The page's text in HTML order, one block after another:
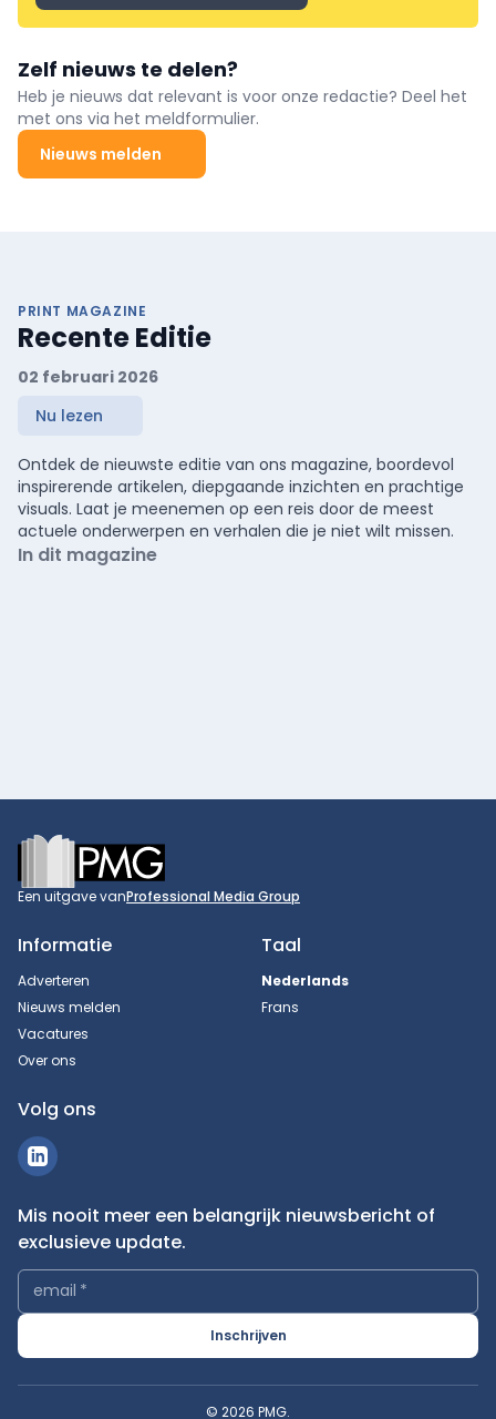
Zelf nieuws te delen?
Heb je nieuws dat relevant is voor onze redactie? Deel het
met ons via het meldformulier.
Nieuws melden
PRINT MAGAZINE
Recente Editie
02 februari 2026
Nu lezen
Ontdek de nieuwste editie van ons magazine, boordevol
inspirerende artikelen, diepgaande inzichten en prachtige
visuals. Laat je meenemen op een reis door de meest
actuele onderwerpen en verhalen die je niet wilt missen.
In dit magazine
Footer
Een uitgave vanProfessional Media Group
Informatie
Adverteren
Nieuws melden
Vacatures
Over ons
Taal
Nederlands
Frans
Volg ons
Mis nooit meer een belangrijk nieuwsbericht of
exclusieve update.
email *
Inschrijven
© 2026 PMG.